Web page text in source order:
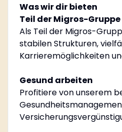
Was wir dir bieten
Teil der Migros-Gruppe
Als Teil der Migros-
stabilen Strukturen,
Karrieremöglichkeiten
Gesund arbeiten
Profitiere von unserem